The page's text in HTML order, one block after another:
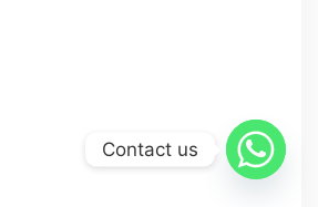
Contact us